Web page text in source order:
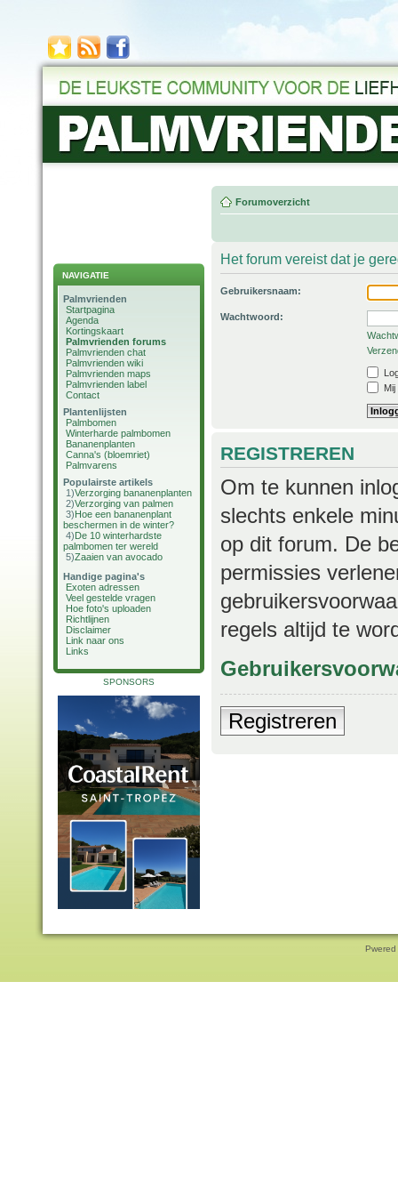
NAVIGATIE
Palmvrienden
Startpagina
Agenda
Kortingskaart
Palmvrienden forums
Palmvrienden chat
Palmvrienden wiki
Palmvrienden maps
Palmvrienden label
Contact
Plantenlijsten
Palmbomen
Winterharde palmbomen
Bananenplanten
Canna's (bloemriet)
Palmvarens
Populairste artikels
1)Verzorging bananenplanten
2)Verzorging van palmen
3)Hoe een bananenplant
beschermen in de winter?
4)De 10 winterhardste
palmbomen ter wereld
5)Zaaien van avocado
Handige pagina's
Exoten adressen
Veel gestelde vragen
Hoe foto's uploaden
Richtlijnen
Disclaimer
Link naar ons
Links
SPONSORS
Forumoverzicht
Het forum vereist dat je
Gebruikersnaam:
Wachtwoord:
REGISTREREN
Om te kunnen
slechts enkele
op dit forum. De
permissies
regels altijd te
Registreren